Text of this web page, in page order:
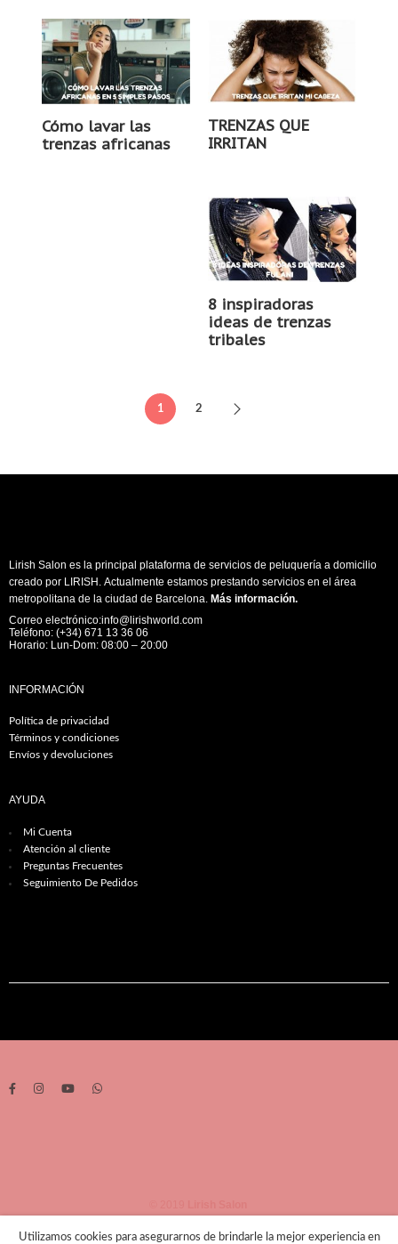
Cómo lavar las
trenzas africanas
TRENZAS QUE
IRRITAN
8 inspiradoras
ideas de trenzas
tribales
1 2
Lirish Salon es la principal plataforma de servicios de peluquería a domicilio
creado por LIRISH. Actualmente estamos prestando servicios en el área
metropolitana de la ciudad de Barcelona. Más información.
Correo electrónico:info@lirishworld.com
Teléfono: (+34) 671 13 36 06
Horario: Lun-Dom: 08:00 – 20:00
INFORMACIÓN
Política de privacidad
Términos y condiciones
Envíos y devoluciones
AYUDA
Mi Cuenta
Atención al cliente
Preguntas Frecuentes
Seguimiento De Pedidos
Utilizamos cookies para asegurarnos de brindarle la mejor experiencia en